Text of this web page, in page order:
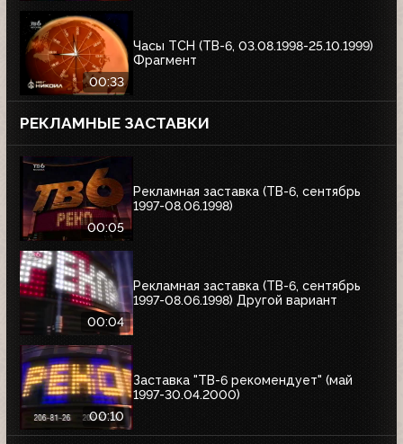
00:33
Часы ТСН (ТВ-6, 03.08.1998-25.10.1999)
Фрагмент
РЕКЛАМНЫЕ ЗАСТАВКИ
00:05
Рекламная заставка (ТВ-6, сентябрь
1997-08.06.1998)
00:04
Рекламная заставка (ТВ-6, сентябрь
1997-08.06.1998) Другой вариант
00:10
Заставка "ТВ-6 рекомендует" (май
1997-30.04.2000)